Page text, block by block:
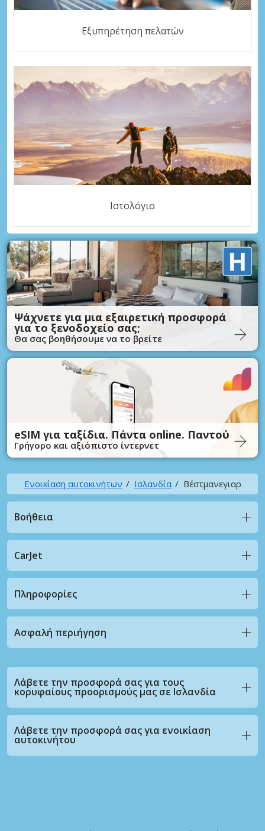
Εξυπηρέτηση πελατών
Ιστολόγιο
Ψάχνετε για μια εξαιρετική προσφορά
για το ξενοδοχείο σας;
Θα σας βοηθήσουμε να το βρείτε
eSIM για ταξίδια. Πάντα online. Παντού
Γρήγορο και αξιόπιστο ίντερνετ
Ενοικίαση αυτοκινήτων Ισλανδία Βέστμανεγιαρ
Βοήθεια
CarJet
Πληροφορίες
Ασφαλή περιήγηση
Λάβετε την προσφορά σας για τους
κορυφαίους προορισμούς μας σε Ισλανδία
Λάβετε την προσφορά σας για ενοικίαση
αυτοκινήτου